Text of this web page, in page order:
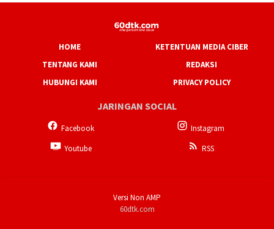
HOME
KETENTUAN MEDIA CIBER
TENTANG KAMI
REDAKSI
HUBUNGI KAMI
PRIVACY POLICY
JARINGAN SOCIAL
Facebook
Instagram
Youtube
RSS
Versi Non AMP
60dtk.com